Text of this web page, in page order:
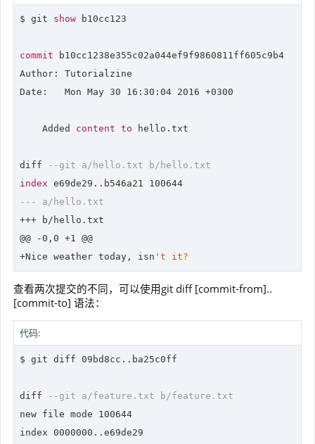
$ git show b10cc123
commit b10cc1238e355c02a044ef9f9860811ff605c9b4
Date :   Mon May 30 16 : 30 : 04 2016 +0300
    Added
content to hello.txt
diff
--git a/hello.txt b/hello.txt
index e69de29..b546a21 100644
--- a/hello.txt
+++ b/hello.txt
@@
-0 , 0 +1 @@
+Nice weather today, isn
查看两次提交的不同，可以使用git diff [commit-from]..
[commit-to] 语法：
代码:
$ git diff 09bd8cc..ba25c0ff
diff
--git a/feature.txt b/feature.txt
new file mode 100644
index 0000000..e69de29